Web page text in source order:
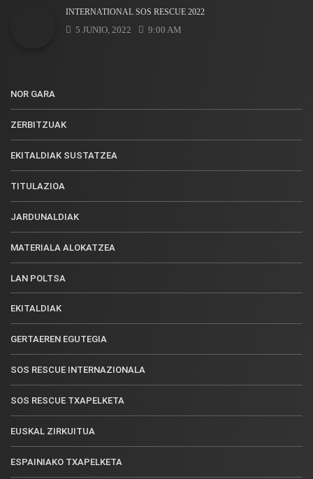
INTERNATIONAL SOS RESCUE 2022
5 JUNIO, 2022 9:00 AM
NOR GARA
ZERBITZUAK
EKITALDIAK SUSTATZEA
TITULAZIOA
JARDUNALDIAK
MATERIALA ALOKATZEA
LAN POLTSA
EKITALDIAK
GERTAEREN EGUTEGIA
SOS RESCUE INTERNAZIONALA
SOS RESCUE TXAPELKETA
EUSKAL ZIRKUITUA
ESPAINIAKO TXAPELKETA